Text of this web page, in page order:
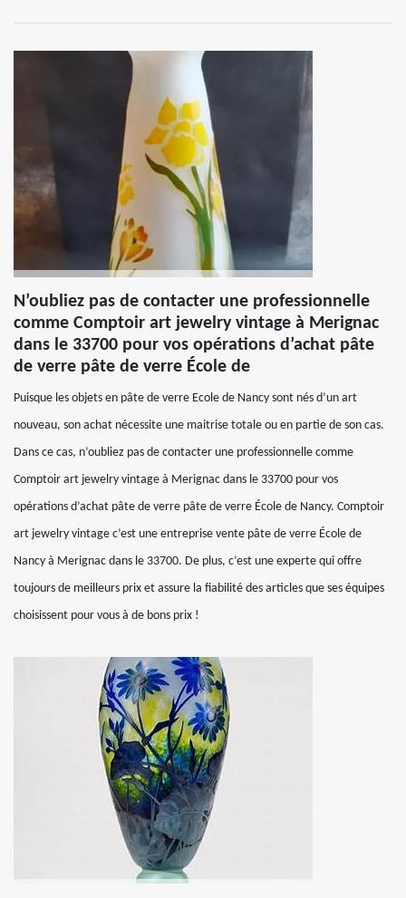
N’oubliez pas de contacter une professionnelle
comme Comptoir art jewelry vintage à Merignac
dans le 33700 pour vos opérations d’achat pâte
de verre pâte de verre École de
Puisque les objets en pâte de verre Ecole de Nancy sont nés d’un art
nouveau, son achat nécessite une maitrise totale ou en partie de son cas.
Dans ce cas, n’oubliez pas de contacter une professionnelle comme
Comptoir art jewelry vintage à Merignac dans le 33700 pour vos
opérations d’achat pâte de verre pâte de verre École de Nancy. Comptoir
art jewelry vintage c’est une entreprise vente pâte de verre École de
Nancy à Merignac dans le 33700. De plus, c’est une experte qui offre
toujours de meilleurs prix et assure la fiabilité des articles que ses équipes
choisissent pour vous à de bons prix !